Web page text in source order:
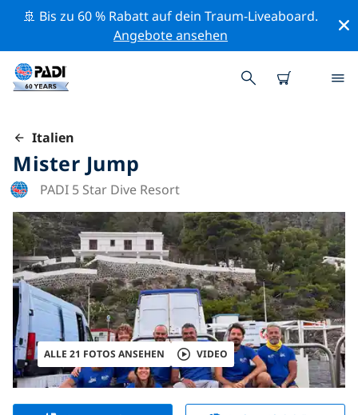
🚢 Bis zu 60 % Rabatt auf dein Traum-Liveaboard.
Angebote ansehen
Italien
Mister Jump
PADI 5 Star Dive Resort
ALLE 21 FOTOS ANSEHEN VIDEO